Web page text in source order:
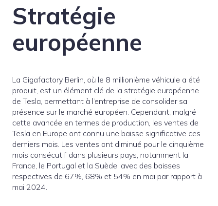
Stratégie
européenne
La Gigafactory Berlin, où le 8 millionième véhicule a été
produit, est un élément clé de la stratégie européenne
de Tesla, permettant à l’entreprise de consolider sa
présence sur le marché européen. Cependant, malgré
cette avancée en termes de production, les ventes de
Tesla en Europe ont connu une baisse significative ces
derniers mois. Les ventes ont diminué pour le cinquième
mois consécutif dans plusieurs pays, notamment la
France, le Portugal et la Suède, avec des baisses
respectives de 67%, 68% et 54% en mai par rapport à
mai 2024.